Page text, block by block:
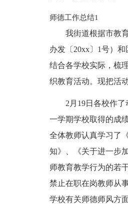
师德工作总结1
我街道根据市教
办发〔20xx〕1号）
结合各学校实际，梳
织教育活动。现把活
2月19日各校作
一学期学校取得的成
全体教师认真学习了
知》、《关于进一步
师教育教学行为的若
禁止在职在岗教师从
学校有关师德师风方